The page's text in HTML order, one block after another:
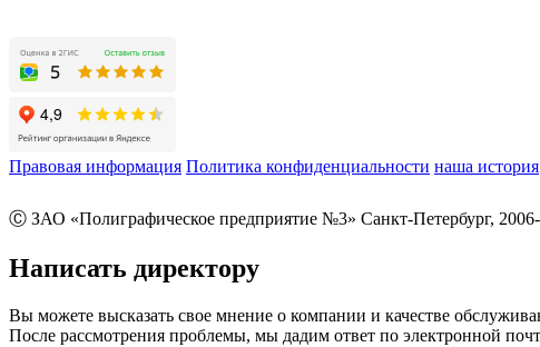
Правовая информация Политика конфиденциальности наша история
Ⓒ ЗАО «Полиграфическое предприятие №3» Санкт-Петербург,
Написать директору
Вы можете высказать свое мнение о компании и качестве
После рассмотрения проблемы, мы дадим ответ по электронной